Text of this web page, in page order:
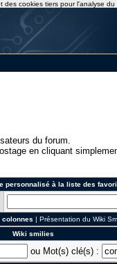
du forum.
en cliquant
personnalisé à la liste des
colonnes | Présentation du Wiki
Wiki smilies
ou Mot(s) clé(s) :
cookies tiers pour l'analyse du